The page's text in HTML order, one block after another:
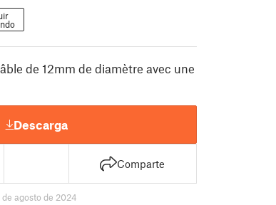
de 12mm de diamètre avec une
Descarga
Comparte
agosto de 2024